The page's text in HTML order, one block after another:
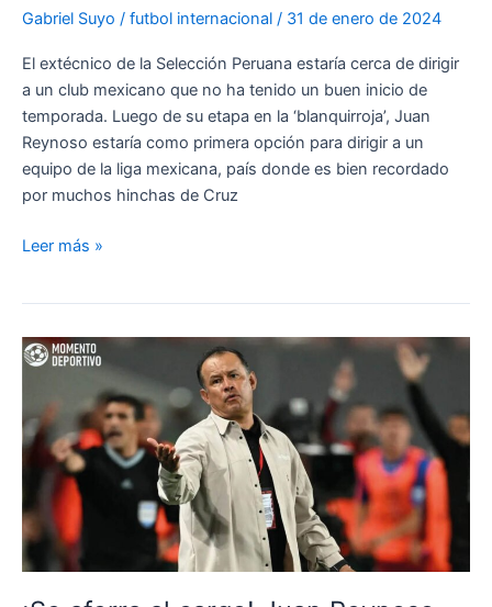
Gabriel Suyo / futbol internacional / 31 de enero de 2024
El extécnico de la Selección Peruana estaría cerca de dirigir
a un club mexicano que no ha tenido un buen inicio de
temporada. Luego de su etapa en la ‘blanquirroja’, Juan
Reynoso estaría como primera opción para dirigir a un
equipo de la liga mexicana, país donde es bien recordado
por muchos hinchas de Cruz
Juan
México:
la
Liga
lo
tiene
en
Leer más »